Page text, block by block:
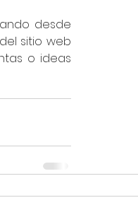
desde
o ideas